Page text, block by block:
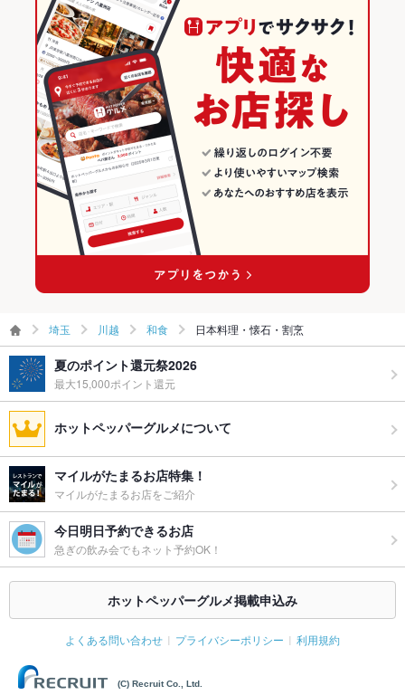
埼玉 川越 和食 日本料理・懐石・割烹
夏のポイント還元祭2026
最大15,000ポイント還元
ホットペッパーグルメについて
マイルがたまるお店特集！
マイルがたまるお店をご紹介
今日明日予約できるお店
急ぎの飲み会でもネット予約OK！
ホットペッパーグルメ掲載申込み
よくある問い合わせ プライバシーポリシー 利用規約
(C) Recruit Co., Ltd.